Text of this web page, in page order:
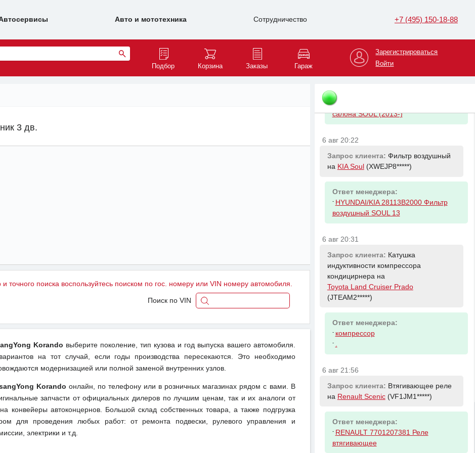
Авто и мототехника Сотрудничество +7 (495) 150-18-88
Подбор Корзина Заказы Гараж
Зарегистрироваться
Войти
3 дв.
точного поиска воспользуйтесь поиском по гос. номеру или VIN номеру автомобиля.
Поиск по VIN
Korando выберите поколение, тип кузова и год выпуска вашего автомобиля.
на тот случай, если годы производства пересекаются. Это необходимо
модернизацией или полной заменой внутренних узлов.
Korando онлайн, по телефону или в розничных магазинах рядом с вами. В
запчасти от официальных дилеров по лучшим ценам, так и их аналоги от
конвейеры автоконцернов. Большой склад собственных товара, а также подгрузка
для проведения любых работ: от ремонта подвески, рулевого управления и
электрики и т.д.
масляный Kia & Hyundai
6 авг 20:22
Запрос клиента:Фильтр салона на
KIA Soul(XWEJP8*****)
Ответ менеджера:
-HYUNDAI/KIA 97133B2000 Фильтр
салона SOUL (2013-)
6 авг 20:22
Запрос клиента: Фильтр воздушный
на KIA Soul (XWEJP8*****)
Ответ менеджера:
- HYUNDAI/KIA 28113B2000 Фильтр
воздушный SOUL 13
6 авг 20:31
Запрос клиента: Катушка
индуктивности компрессора
кондицирнера на
Toyota Land Cruiser Prado
(JTEAM2*****)
Ответ менеджера:
- компрессор
-
6 авг 21:56
Запрос клиента: Втягивающее реле
на Renault Scenic(VF1JM1*****)
Ответ менеджера:
- RENAULT 7701207381 Реле
втягивающее